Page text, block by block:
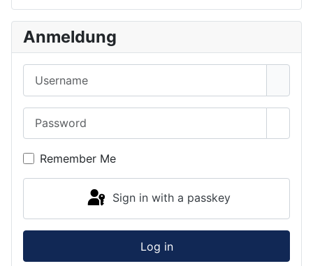
Anmeldung
Remember Me
Sign in with a passkey
Log in